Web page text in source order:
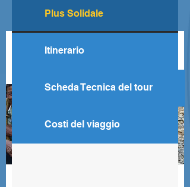
viaggio
Ass. Giuliano de Marchi
Plus Solidale
Itinerario
Scheda Tecnica del tour
Costi del viaggio